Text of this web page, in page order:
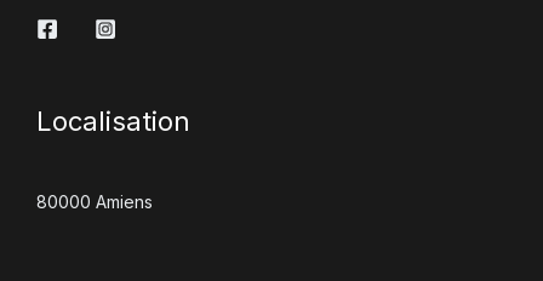
Localisation
80000 Amiens